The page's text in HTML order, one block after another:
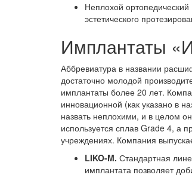
Неплохой
эстетического
Имплантаты
Аббревиатура в названии
достаточно молодой
имплантаты более 20 лет.
инновационной (как указано в
назвать неплохими, и в целом
используется сплав Grade 4, а
учреждениях. Компания
LIKO-M. Стандартная
имплантата позволяет